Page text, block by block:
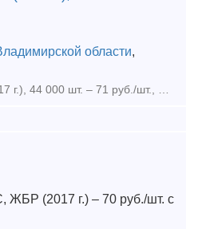
области,
Продам Клемму ЖБР (2017 г.), 44 000 шт. – 71 руб./шт., подкладку КБ65 нов., 2,6 т – 82 000 руб/т, болт закладной М22х175 с гайкой, 1т – 65 000 руб./т, болт клеммный М22х75 в сборе, 4 т, - 82 0